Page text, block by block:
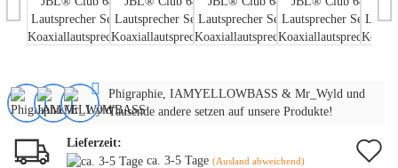
Phigraphie, IAMYELLOWBASS & Mr_Wyld und
Tausende andere setzen auf unsere Produkte!
Lieferzeit:
ca. 3-5 Tage (Ausland abweichend)